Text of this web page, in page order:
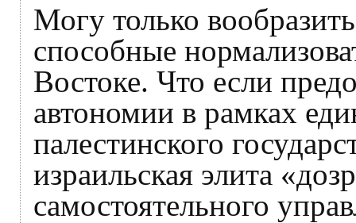
Могу только
способные
Востоке. Что если
автономии в рамках
палестинского
израильская элита
самостоятельного